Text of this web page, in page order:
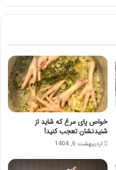
خواص پای مرغ که شاید از
شنیدنشان تعجب کنید!
اردیبهشت 6, 1404